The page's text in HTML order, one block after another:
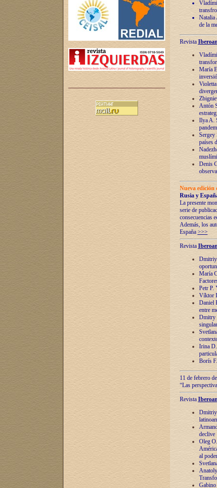
Natalia
de la
Revista
María
Antón
Ilya A.
Sergey
países
Denis
Nueva
Rusia y
La presente
serie de
consecuencias
Además, los
España >>>
Revista
Dmitriy
María
Petr P.
Víktor
Daniel
entre
Dmitry
Irina
Borís
11 de febrero
“Las
Revista
Dmitriy
declive
Oleg
al poder